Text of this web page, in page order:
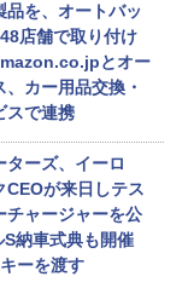
品を、オートバッ
店舗で取り付け
とオー
、カー用品交換・
スで連携
ターズ、イーロ
CEOが来日しテス
チャージャーを公
S納車式典も開催
ーを渡す